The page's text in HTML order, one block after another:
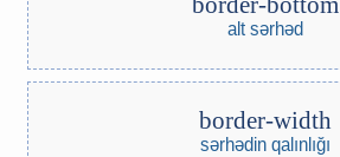
alt sərhəd
border-width
sərhədin qalınlığı